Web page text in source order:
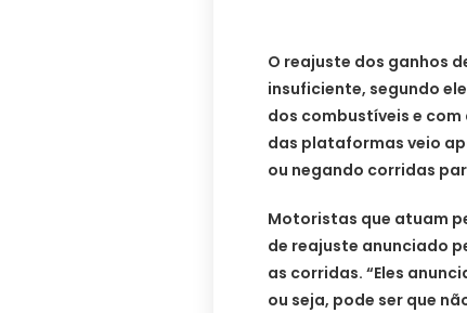
O reajuste dos ganhos
insuficiente, segundo
dos combustíveis e
das plataformas veio
ou negando corridas
Motoristas que atuam
de reajuste anunciado
as corridas. “Eles
ou seja, pode ser que